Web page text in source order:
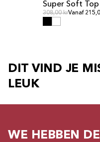
UITVERKOOP
Super Soft
Normale prijs
308,00 krNormale
Vanaf
DIT VIND JE
LEUK
WE HEBBEN